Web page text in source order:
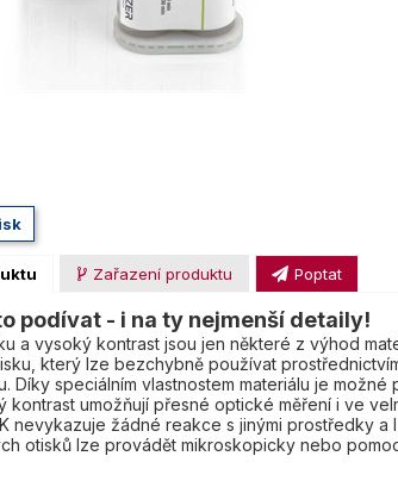
Tisk
Zařazení produktu Poptat
podívat - i na ty nejmenší detaily!
a vysoký kontrast jsou jen některé z výhod
který lze bezchybně používat
Díky speciálním vlastnostem materiálu je
kontrast umožňují přesné optické měření i ve
nevykazuje žádné reakce s jinými prostředky
otisků lze provádět mikroskopicky nebo